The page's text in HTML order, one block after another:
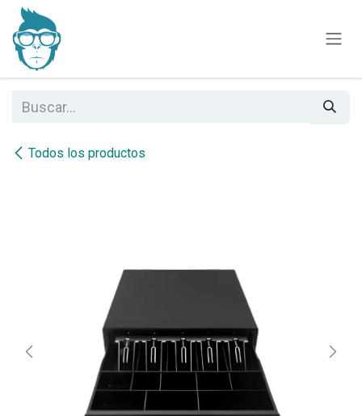
Ir al contenido
Todos los productos